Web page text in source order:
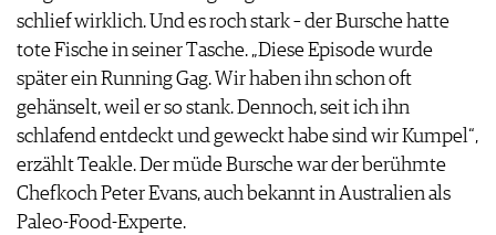
WINE TRADE CLUB
REDAKTION
JOBS
WERBUNG
PRESSE
IMPRESSUM
AGB & DATENSCHUTZ
FAQ
schlief wirklich. Und es roch stark – der Bursche hatte
tote Fische in seiner Tasche. „Diese Episode wurde
später ein Running Gag. Wir haben ihn schon oft
gehänselt, weil er so stank. Dennoch, seit ich ihn
schlafend entdeckt und geweckt habe sind wir Kumpel“,
erzählt Teakle. Der müde Bursche war der berühmte
Chefkoch Peter Evans, auch bekannt in Australien als
Paleo-Food-Experte.